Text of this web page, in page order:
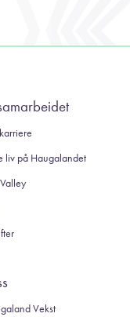
liv på Haugalandet
Vekst